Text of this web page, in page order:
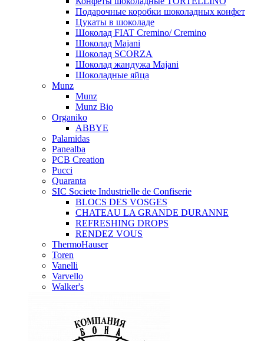
Подарочные коробки шоколадных конфет
Цукаты в шоколаде
Шоколад FIAT Cremino/ Cremino
Шоколад Majani
Шоколад SCORZA
Шоколад жандужа Majani
Шоколадные яйца
Munz
Munz
Munz Bio
Organiko
ABBYE
Palamidas
Panealba
PCB Creation
Pucci
Quaranta
SIC Societe Industrielle de Confiserie
BLOCS DES VOSGES
CHATEAU LA GRANDE DURANNE
REFRESHING DROPS
RENDEZ VOUS
ThermoHauser
Toren
Vanelli
Varvello
Walker's